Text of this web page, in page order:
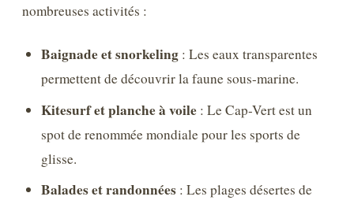
nombreuses activités :
Baignade et snorkeling : Les eaux transparentes
permettent de découvrir la faune sous-marine.
Kitesurf et planche à voile : Le Cap-Vert est un
spot de renommée mondiale pour les sports de
glisse.
Balades et randonnées : Les plages désertes de